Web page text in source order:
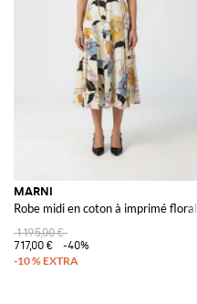
MARNI
Robe midi en coton à imprimé floral
1 195,00 €
717,00 €
-40%